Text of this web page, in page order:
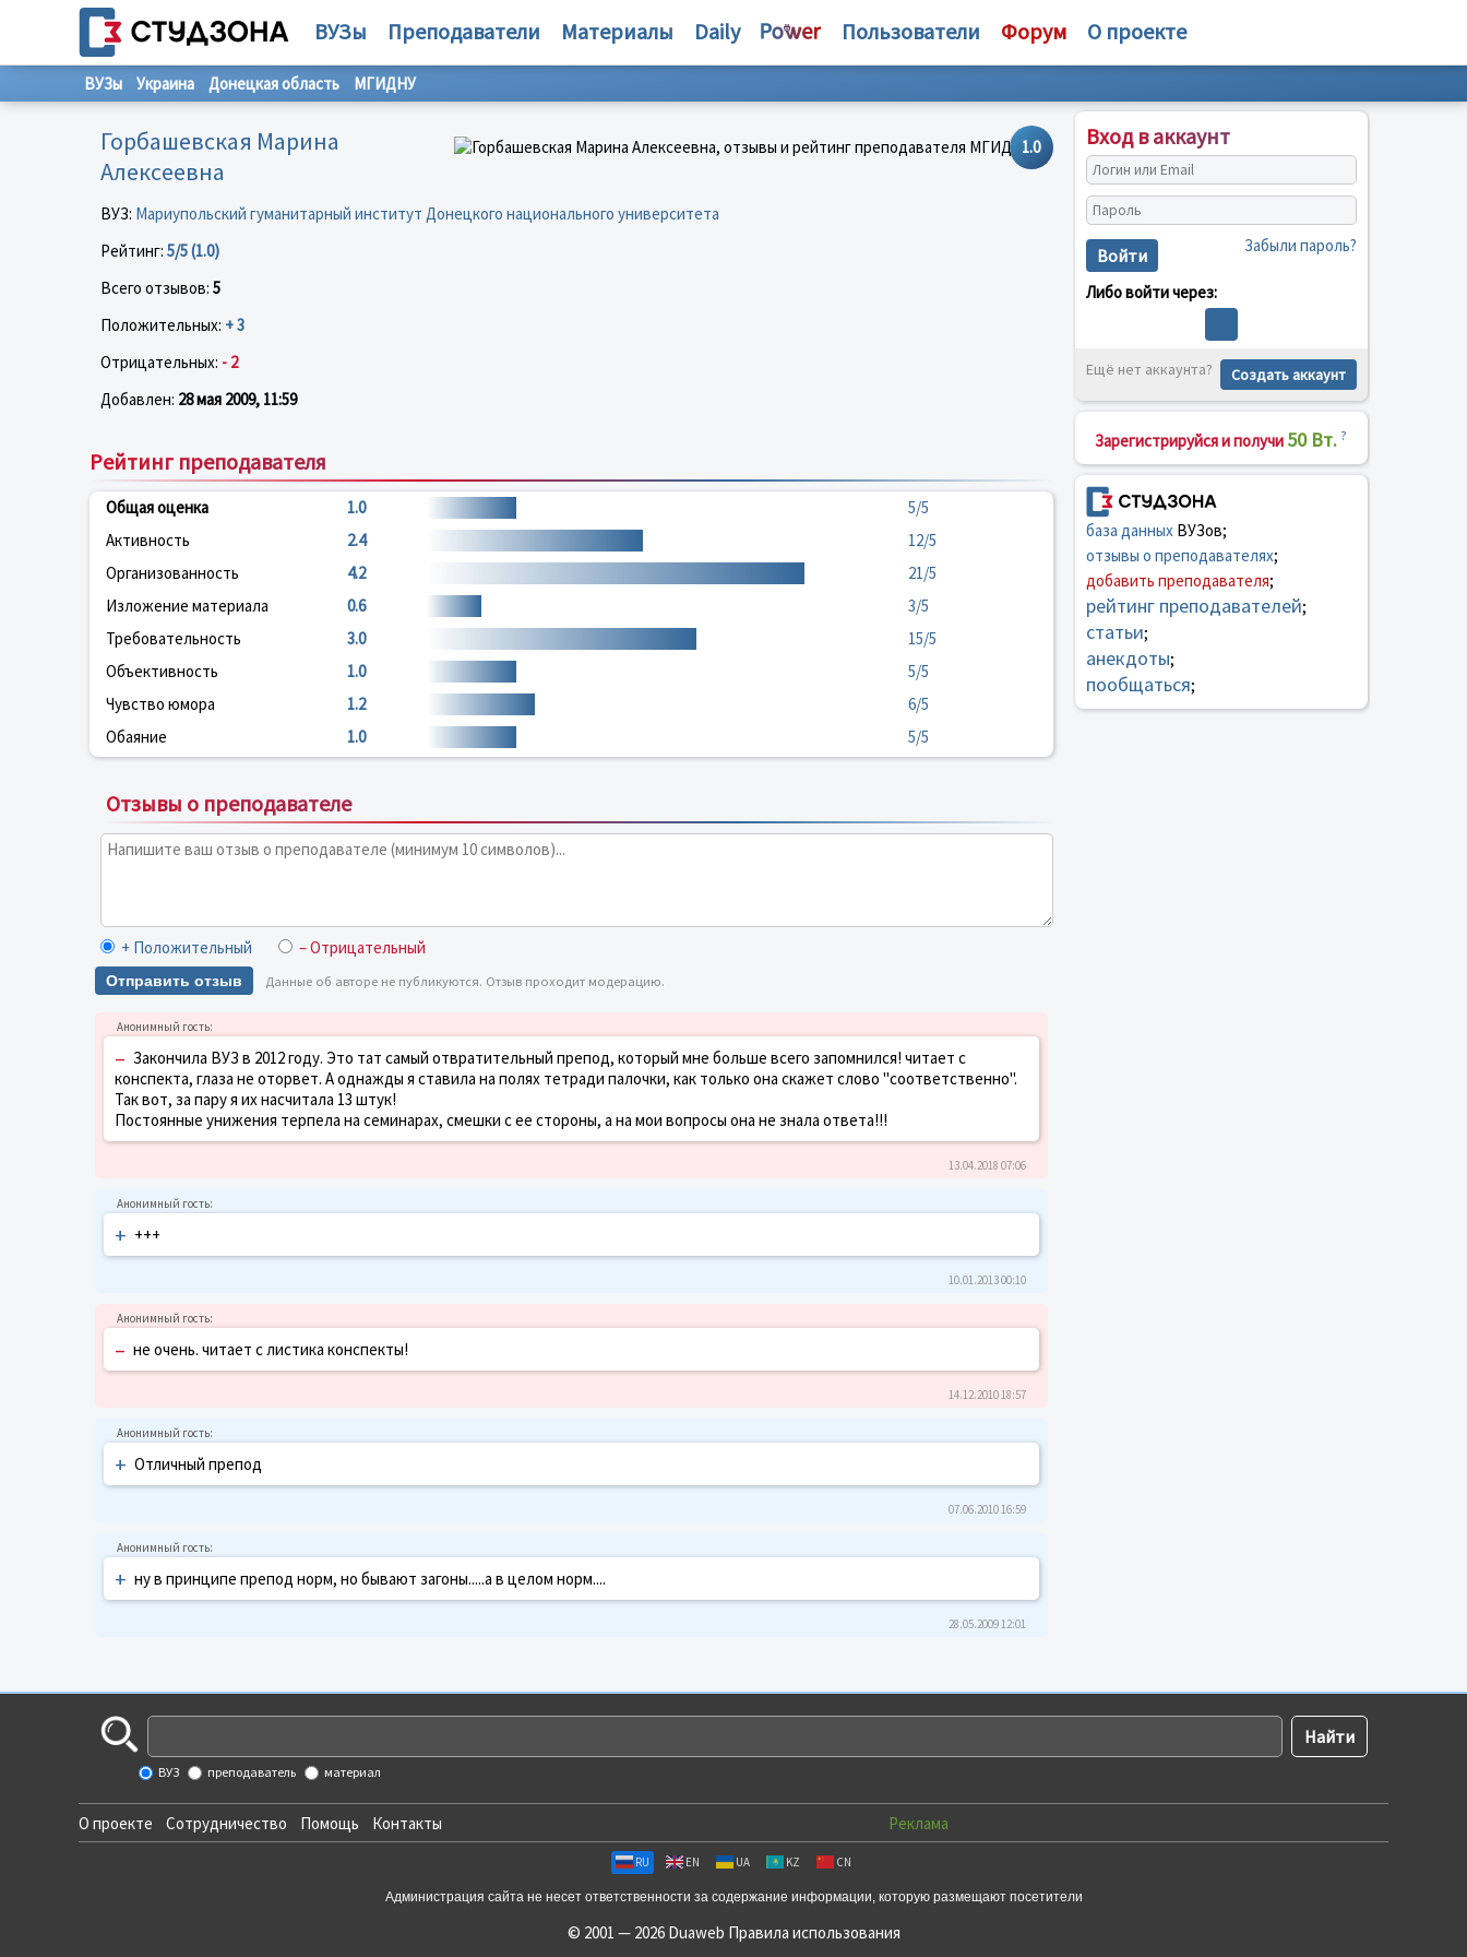
ВУЗы Преподаватели Материалы Daily Пользователи Форум О проекте
ВУЗы Украина Донецкая область МГИДНУ
1.0
Горбашевская Марина
Алексеевна
ВУЗ: Мариупольский гуманитарный институт Донецкого национального университета
Рейтинг: 5/5 (1.0)
Всего отзывов: 5
Положительных: + 3
Отрицательных: - 2
Добавлен: 28 мая 2009, 11:59
Рейтинг преподавателя
Общая оценка 1.0
5/5
Активность
2.4
12/5
Организованность
4.2
21/5
Изложение материала
0.6
3/5
Требовательность
3.0
15/5
Объективность
1.0
5/5
Чувство юмора
1.2
6/5
Обаяние
1.0 5/5
Отзывы о преподавателе
+ Положительный – Отрицательный
Отправить отзыв Данные об авторе не публикуются. Отзыв проходит модерацию.
– Закончила ВУЗ в 2012 году. Это тат самый отвратительный препод, который мне больше всего запомнился! читает с
конспекта, глаза не оторвет. А однажды я ставила на полях тетради палочки, как только она скажет слово "соответственно".
Так вот, за пару я их насчитала 13 штук!
Постоянные унижения терпела на семинарах, смешки с ее стороны, а на мои вопросы она не знала ответа!!!
13.04.2018 07:06
+ +++
10.01.2013 00:10
– не очень. читает с листика конспекты!
14.12.2010 18:57
+ Отличный препод
07.06.2010 16:59
+ ну в принципе препод норм, но бывают загоны.....а в целом норм....
28.05.2009 12:01
Вход в аккаунт
Войти Забыли пароль?
Либо войти через:
Ещё нет аккаунта? Создать аккаунт
Зарегистрируйся и получи 50 Вт. ?
база данныхВУЗов;
отзывы о преподавателях;
добавить преподавателя;
рейтинг преподавателей;
статьи;
анекдоты;
пообщаться;
ВУЗ преподаватель материал
О проекте Сотрудничество Помощь Контакты Реклама
RU EN UA KZ CN
Администрация сайта не несет ответственности за содержание информации, которую размещают посетители
© 2001 — 2026 Duaweb Правила использования